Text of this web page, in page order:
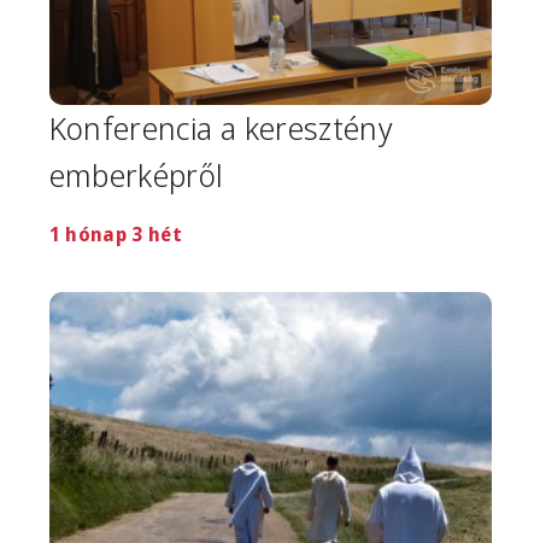
Konferencia a keresztény
emberképről
1 hónap 3 hét
Image